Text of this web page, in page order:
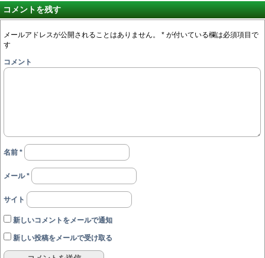
コメントを残す
メールアドレスが公開されることはありません。 * が付いている欄は必須項目で
す
コメント
名前 *
メール*
サイト
新しいコメントをメールで通知
新しい投稿をメールで受け取る